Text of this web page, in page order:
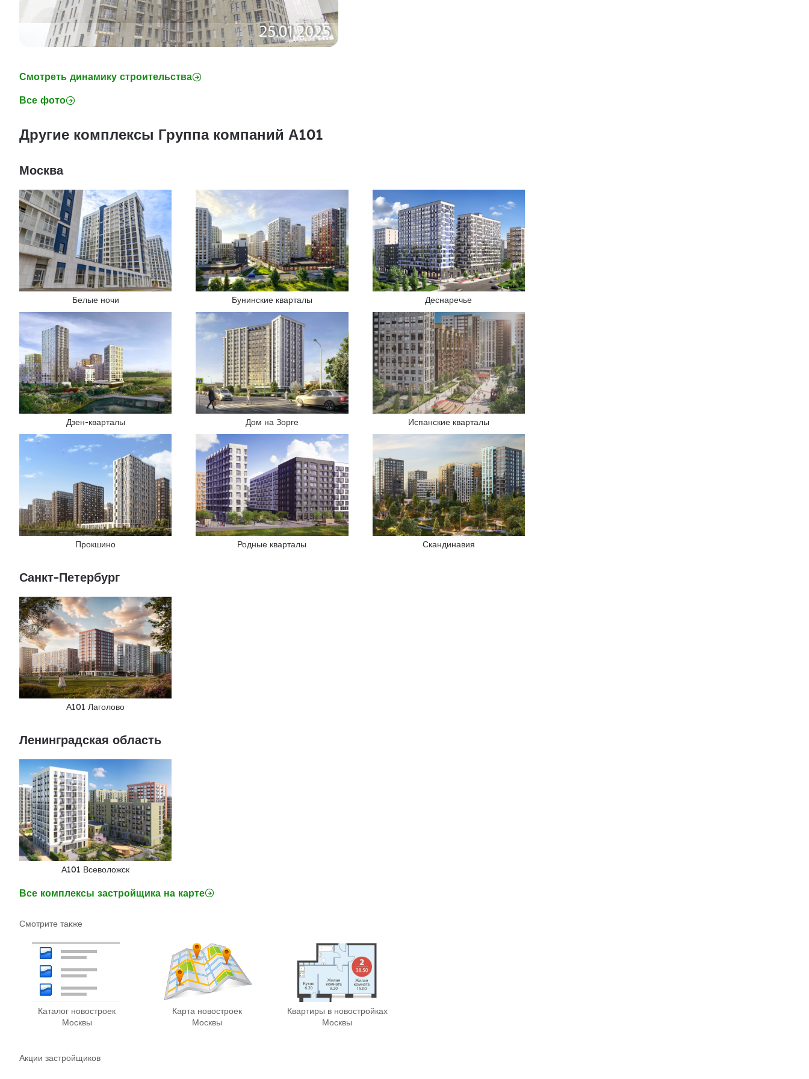
Смотреть динамику строительства
Все фото
Другие комплексы Группа компаний А101
Москва
Белые ночи Бунинские кварталы Деснаречье
Дзен-кварталы Дом на Зорге Испанские кварталы
Прокшино Родные кварталы Скандинавия
Санкт-Петербург
А101 Лаголово
Ленинградская область
А101 Всеволожск
Все комплексы застройщика на карте
Смотрите также
Каталог новостроек
Москвы
Карта новостроек
Москвы
Квартиры в новостройках
Москвы
Акции застройщиков